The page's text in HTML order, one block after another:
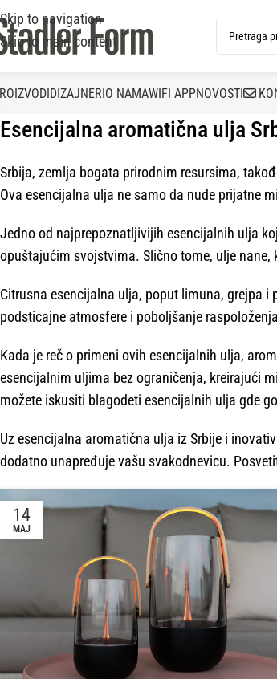
Skip to navigation
Skip to main content
DIZAJNERIO NAMAWIFI APPNOVOSTI
Esencijalna aromatična ulja
Srbija, zemlja bogata prirodnim resursima,
Ova esencijalna ulja ne samo da nude prijatne
Jedno od najprepoznatljivijih esencijalnih ulja
opuštajućim svojstvima. Slično tome, ulje
Citrusna esencijalna ulja, poput limuna, grejpa
podsticajne atmosfere i poboljšanje
Kada je reč o primeni ovih esencijalnih ulja,
esencijalnim uljima bez ograničenja, kreirajući
možete iskusiti blagodeti esencijalnih ulja gde
Uz esencijalna aromatična ulja iz Srbije i
dodatno unapređuje vašu svakodnevicu.
14
MAJ